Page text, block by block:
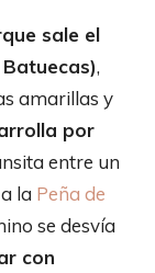
sale el
,
amarillas y
por
entre un
la Peña de
se desvía
con